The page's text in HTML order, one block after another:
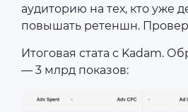
аудиторию на тех, кто уже
повышать ретеншн.
Итоговая стата с Kadam.
— 3 млрд показов: